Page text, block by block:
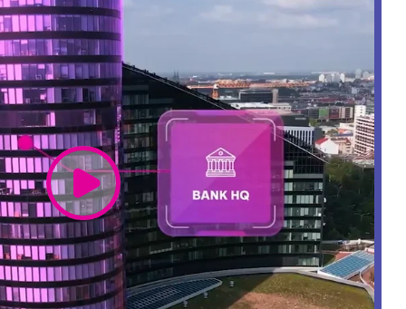
link